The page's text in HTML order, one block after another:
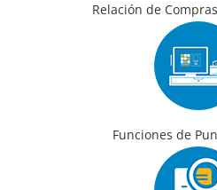
Relación de
Funciones de